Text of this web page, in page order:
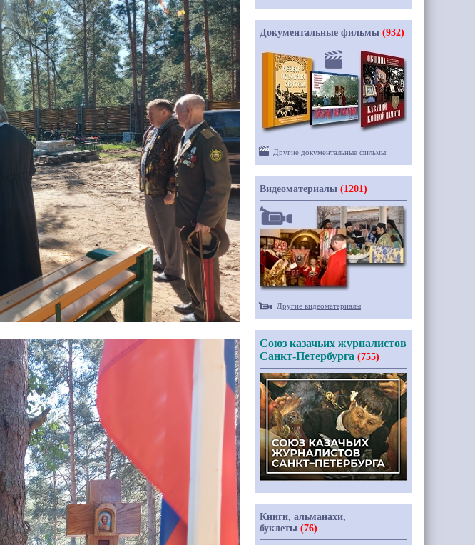
Документальные фильмы (932)
Другие документальные фильмы
Видеоматериалы (1201)
Другие видеоматериалы
Союз казачьих журналистов
Санкт-Петербурга (755)
Книги, альманахи,
буклеты (76)